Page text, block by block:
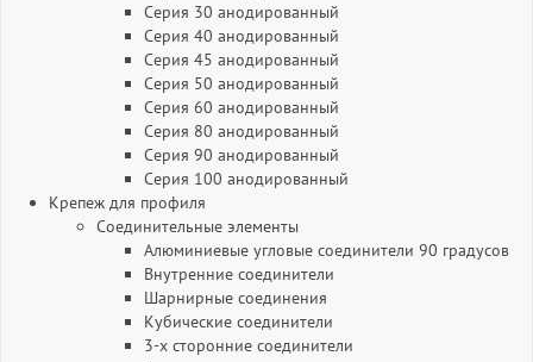
Серия 30 анодированный
Серия 40 анодированный
Серия 45 анодированный
Серия 50 анодированный
Серия 60 анодированный
Серия 80 анодированный
Серия 90 анодированный
Серия 100 анодированный
Крепеж для профиля
Соединительные элементы
Алюминиевые угловые соединители 90 градусов
Внутренние соединители
Шарнирные соединения
Кубические соединители
3-х сторонние соединители